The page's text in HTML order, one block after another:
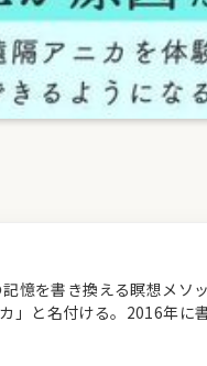
憶を書き換える瞑想メソ
」と名付ける。2016年に